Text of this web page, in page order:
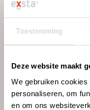
Toestemming
Deze website maakt
We gebruiken
personaliseren, om
en om ons